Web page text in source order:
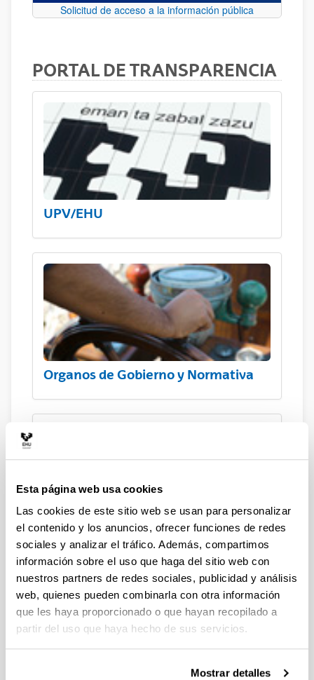
Esta página web usa cookies
Las cookies de este sitio web se usan para personalizar
el contenido y los anuncios, ofrecer funciones de redes
sociales y analizar el tráfico. Además, compartimos
información sobre el uso que haga del sitio web con
nuestros partners de redes sociales, publicidad y análisis
web, quienes pueden combinarla con otra información
que les haya proporcionado o que hayan recopilado a
partir del uso que haya hecho de sus servicios.
Mostrar detalles
Solicitud de acceso a la información pública
PORTAL DE TRANSPARENCIA
UPV/EHU
Organos de Gobierno y Normativa
Información Económica